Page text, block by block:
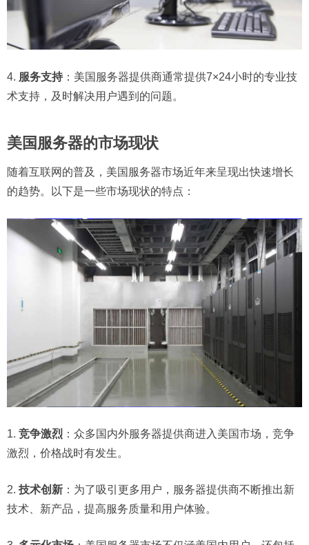
4. 服务支持 ：美国服务器提供商通常提供7×24小时的专业技
术支持，及时解决用户遇到的问题。
美国服务器的市场现状
随着互联网的普及，美国服务器市场近年来呈现出快速增长
的趋势。以下是一些市场现状的特点：
1. 竞争激烈 ：众多国内外服务器提供商进入美国市场，竞争
激烈，价格战时有发生。
2. 技术创新 ：为了吸引更多用户，服务器提供商不断推出新
技术、新产品，提高服务质量和用户体验。